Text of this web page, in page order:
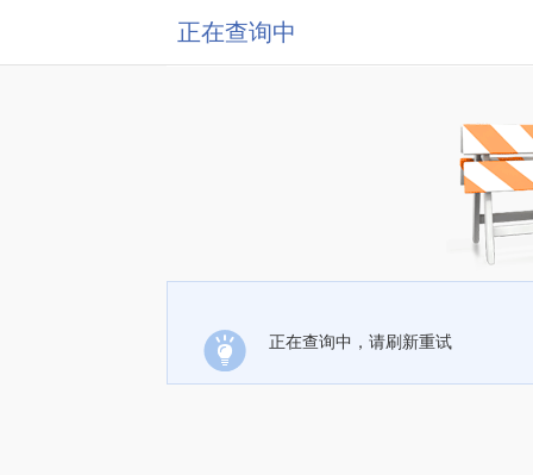
正在查询中
正在查询中，请刷新重试